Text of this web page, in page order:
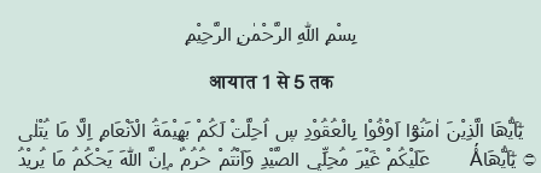
بِسْمِ اللّٰهِ الرَّحْمٰنِ الرَّحِيْمِ
आयात 1 से 5 तक
يٰٓاَيُّھَا الَّذِيْنَ اٰمَنُوْٓا اَوْفُوْا بِالْعُقُوْدِ ڛ اُحِلَّتْ لَكُمْ بَهِيْمَةُ الْاَنْعَامِ اِلَّا مَا يُتْلٰى
عَلَيْكُمْ غَيْرَ مُحِلِّي الصَّيْدِ وَاَنْتُمْ حُرُمٌ ۭاِنَّ اللّٰهَ يَحْكُمُ مَا يُرِيْدُ Ǻ۝ يٰٓاَيُّھَا